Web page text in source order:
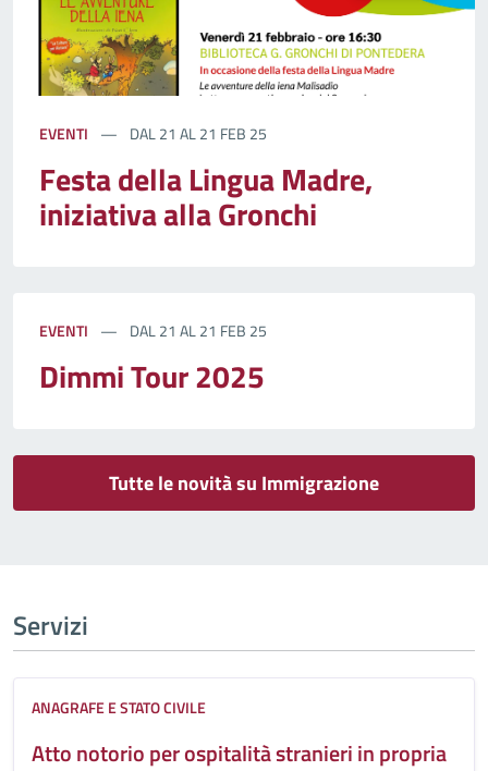
EVENTI DAL 21 AL 21 FEB 25
Festa della Lingua Madre,
iniziativa alla Gronchi
EVENTI DAL 21 AL 21 FEB 25
Dimmi Tour 2025
Tutte le novità su Immigrazione
Servizi
ANAGRAFE E STATO CIVILE
Atto notorio per ospitalità stranieri in propria